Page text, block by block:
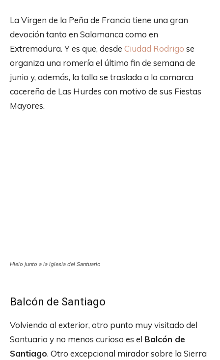
La Virgen de la Peña de Francia tiene una gran
devoción tanto en Salamanca como en
Extremadura. Y es que, desde Ciudad Rodrigo se
organiza una romería el último fin de semana de
junio y, además, la talla se traslada a la comarca
cacereña de Las Hurdes con motivo de sus Fiestas
Mayores.
Hielo junto a la iglesia del Santuario
Balcón de Santiago
Volviendo al exterior, otro punto muy visitado del
Santuario y no menos curioso es el Balcón de
Santiago. Otro excepcional mirador sobre la Sierra